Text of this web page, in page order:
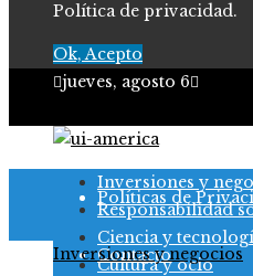
Política de privacidad.
Ok, Acepto
jueves, agosto 6
Quiénes somos
Políticas de
Contacto
Inversiones y
Responsabilidad
Ciencia y
Cultura y ocio
Inversiones y negocios